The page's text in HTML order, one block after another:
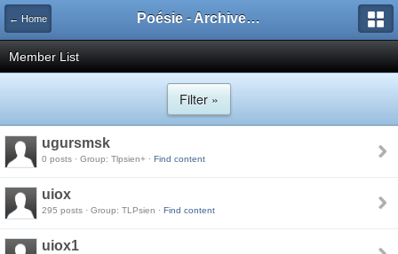
← Home Poésie - Archives de Toute La Poésie - 2005 - 2006
Member List
Filter »
ugursmsk
0 posts · Group: Tlpsien+ · Find content
uiox
295 posts · Group: TLPsien · Find content
uiox1